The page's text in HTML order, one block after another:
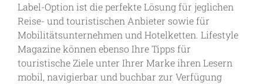
Label-Option ist die perfekte Lösung für jeglichen
Reise- und touristischen Anbieter sowie für
Mobilitätsunternehmen und Hotelketten. Lifestyle
Magazine können ebenso Ihre Tipps für
touristische Ziele unter Ihrer Marke ihren Lesern
mobil, navigierbar und buchbar zur Verfügung